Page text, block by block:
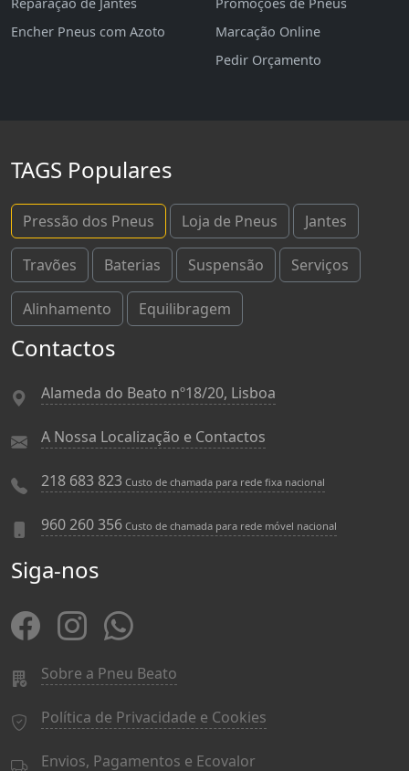
Encher Pneus com Azoto
Marcação Online
Pedir Orçamento
TAGS Populares
Pressão dos Pneus Loja de Pneus Jantes
Travões Baterias Suspensão Serviços
Alinhamento Equilibragem
Contactos
Alameda do Beato nº18/20, Lisboa
A Nossa Localização e Contactos
218 683 823 Custo de chamada para rede fixa nacional
960 260 356 Custo de chamada para rede móvel nacional
Siga-nos
Sobre a Pneu Beato
Política de Privacidade e Cookies
Envios, Pagamentos e Ecovalor